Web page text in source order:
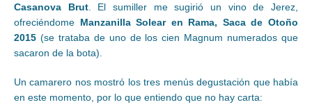
Casanova Brut. El sumiller me sugirió un vino de Jerez,
ofreciéndome Manzanilla Solear en Rama, Saca de Otoño
2015 (se trataba de uno de los cien Magnum numerados que
sacaron de la bota).
Un camarero nos mostró los tres menús degustación que había
en este momento, por lo que entiendo que no hay carta: